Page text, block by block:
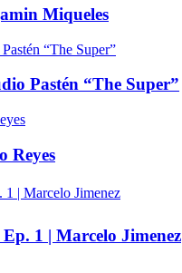
Miqueles
Pastén “The Super”
Reyes
1 | Marcelo Jimenez